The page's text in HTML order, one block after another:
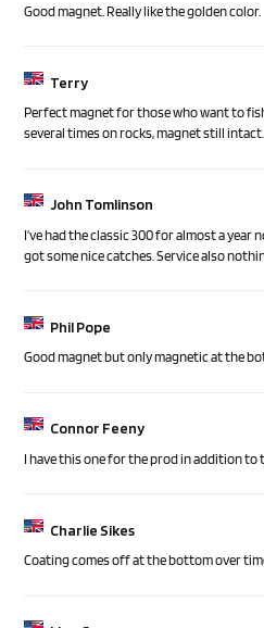
Good magnet. Really like the golden color.
Terry
Perfect magnet for those who want to
several times on rocks, magnet still intact.
John Tomlinson
I’ve had the classic 300 for almost a year
got some nice catches. Service also
Phil Pope
Good magnet but only magnetic at the
Connor Feeny
I have this one for the prod in addition to
Charlie Sikes
Coating comes off at the bottom over